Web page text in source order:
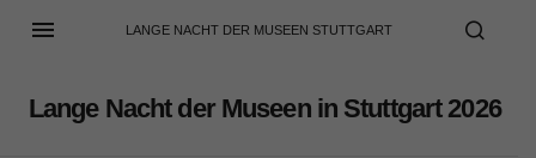
LANGE NACHT DER MUSEEN STUTTGART
Lange Nacht der Museen in Stuttgart 2026